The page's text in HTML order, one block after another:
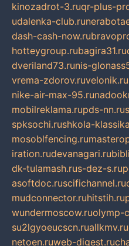
kinozadrot-3.ruqr-plus-
udalenka-club.ru
dash-cash-now.ru
hotteygroup.rubagira31.ru
dveriland73.runis-
vrema-zdorov.ruvelonik.ru
nike-air-max-95.ru
mobilreklama.rupds-nn.ru
spksochi.rushkola-
mosoblfencing.ru
iration.rudevanagari.ru
dk-tulamash.rus-dez-s.ru
asoftdoc.ruscifichannel.ru
mudconnector.ruhitstih.ru
wundermoscow.ruolymp-
su2lgyoeucscn.ruallkmv.ru
netoen.ruweb-digest.ru